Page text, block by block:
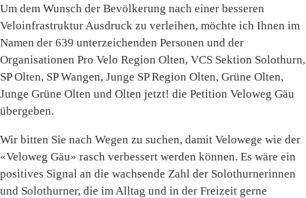
Um dem Wunsch der Bevölkerung nach einer besseren
Veloinfrastruktur Ausdruck zu verleihen, möchte ich Ihnen im
Namen der 639 unterzeichenden Personen und der
Organisationen Pro Velo Region Olten, VCS Sektion Solothurn,
SP Olten, SP Wangen, Junge SP Region Olten, Grüne Olten,
Junge Grüne Olten und Olten jetzt! die Petition Veloweg Gäu
übergeben.
Wir bitten Sie nach Wegen zu suchen, damit Velowege wie der
«Veloweg Gäu» rasch verbessert werden können. Es wäre ein
positives Signal an die wachsende Zahl der Solothurnerinnen
und Solothurner, die im Alltag und in der Freizeit gerne